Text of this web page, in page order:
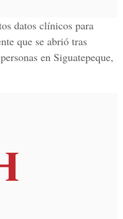
datos clínicos para
que se abrió tras
en Siguatepeque,